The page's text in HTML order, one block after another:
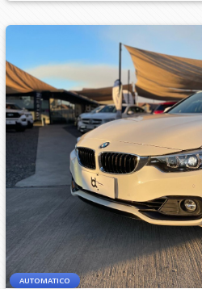
AUTOMATICO